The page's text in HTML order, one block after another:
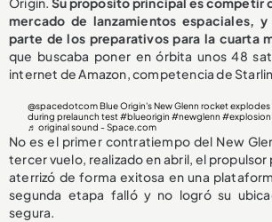
mercado de lanzamientos espaciales,
parte de los preparativos para la cuarta
que buscaba poner en órbita unos 48
internet de Amazon, competencia de
@spacedotcomBlue Origin's New Glenn rocket explodes
during prelaunch test#blueorigin #newglenn #explosion
♬ original sound - Space.com
No es el primer contratiempo del New
tercer vuelo, realizado en abril, el
aterrizó de forma exitosa en una
segunda etapa falló y no logró su
segura.